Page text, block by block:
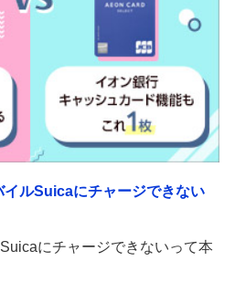
イルSuicaにチャージできない
にチャージできないって本